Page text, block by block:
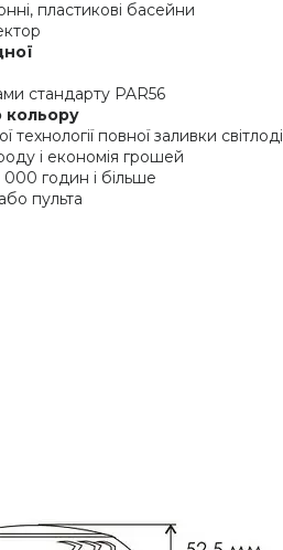
пластикові басейни
стандарту PAR56
кольору
технології повної заливки
і економія грошей
000 годин і більше
пульта